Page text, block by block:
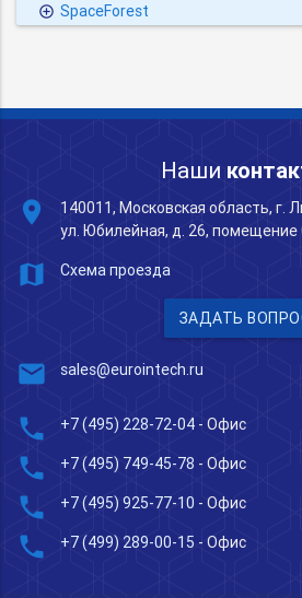
SpaceForest
Наши
place
140011, Московская область, г.
ул. Юбилейная, д. 26, помещение
map Схема проезда
ЗАДАТЬ
mail sales@eurointech.ru
phone +7 (495) 228-72-04 - Офис
phone +7 (495) 749-45-78 - Офис
phone +7 (495) 925-77-10 - Офис
phone +7 (499) 289-00-15 - Офис